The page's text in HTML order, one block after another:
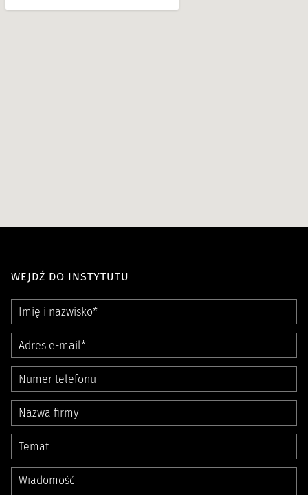
WEJDŹ DO INSTYTUTU